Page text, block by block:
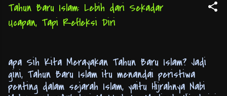
Tahun Baru Islam: Lebih dari Sekadar
Ucapan, Tapi Refleksi Diri
apa Sih Kita Merayakan Tahun Baru Islam? Jadi
gini, Tahun Baru Islam itu menandai peristiwa
penting dalam sejarah Islam, yaitu Hijrahnya Nabi